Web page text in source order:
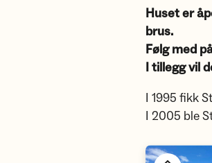
Huset er
brus.
Følg med
I tillegg vil
I 1995 fikk
I 2005 ble